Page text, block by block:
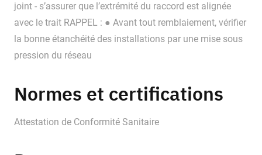
joint - s’assurer que l’extrémité du raccord est alignée
avec le trait RAPPEL : ● Avant tout remblaiement, vérifier
la bonne étanchéité des installations par une mise sous
pression du réseau
Normes et certifications
Attestation de Conformité Sanitaire